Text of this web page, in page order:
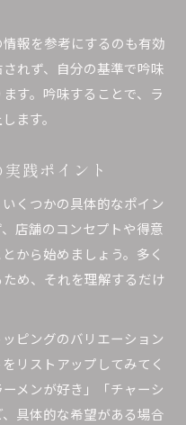
報を参考にするのも有効
れず、自分の基準で吟味
す。吟味することで、ラ
ます。
践ポイント
くつかの具体的なポイン
店舗のコンセプトや得意
から始めましょう。多く
め、それを理解するだけ
ピングのバリエーション
リストアップしてみてく
メンが好き」「チャーシ
具体的な希望がある場合